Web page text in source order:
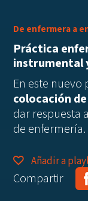
De enfermera a
Práctica
instrumental
En este
colocación
dar respuesta
de enfermería.
Añadir a
Compartir